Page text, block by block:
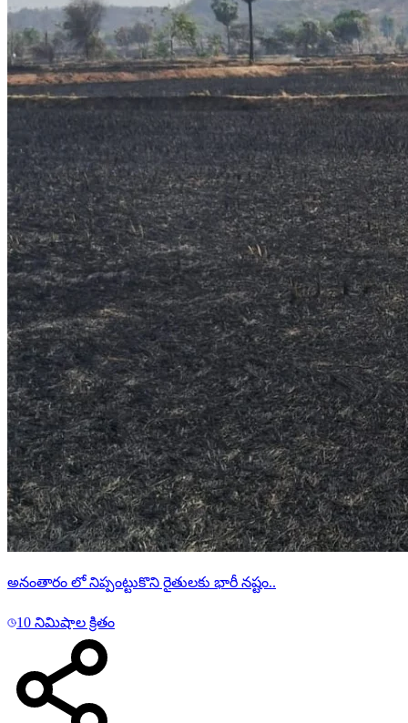
అనంతారం లో నిప్పంట్టుకొని రైతులకు భారీ నష్టం..
10 నిమిషాల క్రితం